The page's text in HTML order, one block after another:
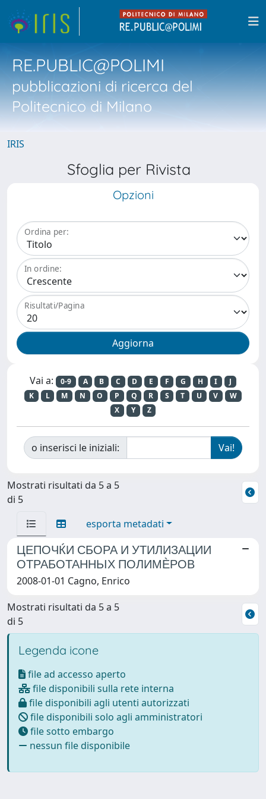
RE.PUBLIC@POLIMI
pubblicazioni di ricerca del
Politecnico di Milano
IRIS
Sfoglia per Rivista
Opzioni
Ordina per:
In ordine:
Risultati/Pagina
Vai a: 0-9 A B C D E F G H I
J
K
L M N O P Q R S T U V
W
X
Y Z
o inserisci le iniziali:
Mostrati risultati da 5 a 5
di 5
esporta metadati
ЦЕПОЧЌИ СБОРА И УТИЛИЗАЦИИ
ОТРАБОТАННЬІХ ПОЛИМЀРОВ
2008-01-01 Cagno, Enrico
Mostrati risultati da 5 a 5
di 5
Legenda icone
file ad accesso aperto
file disponibili sulla rete interna
file disponibili agli utenti autorizzati
file disponibili solo agli amministratori
file sotto embargo
nessun file disponibile